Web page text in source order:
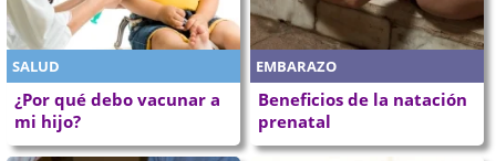
SALUD
¿Por qué debo vacunar a
mi hijo?
EMBARAZO
Beneficios de la natación
prenatal